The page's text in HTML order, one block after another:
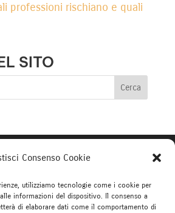
Consenso Cookie
utilizziamo tecnologie come i cookie per
informazioni del dispositivo. Il consenso a
di elaborare dati come il comportamento di
professioni rischiano e quali
SITO
3 Genova tel 340 1051954